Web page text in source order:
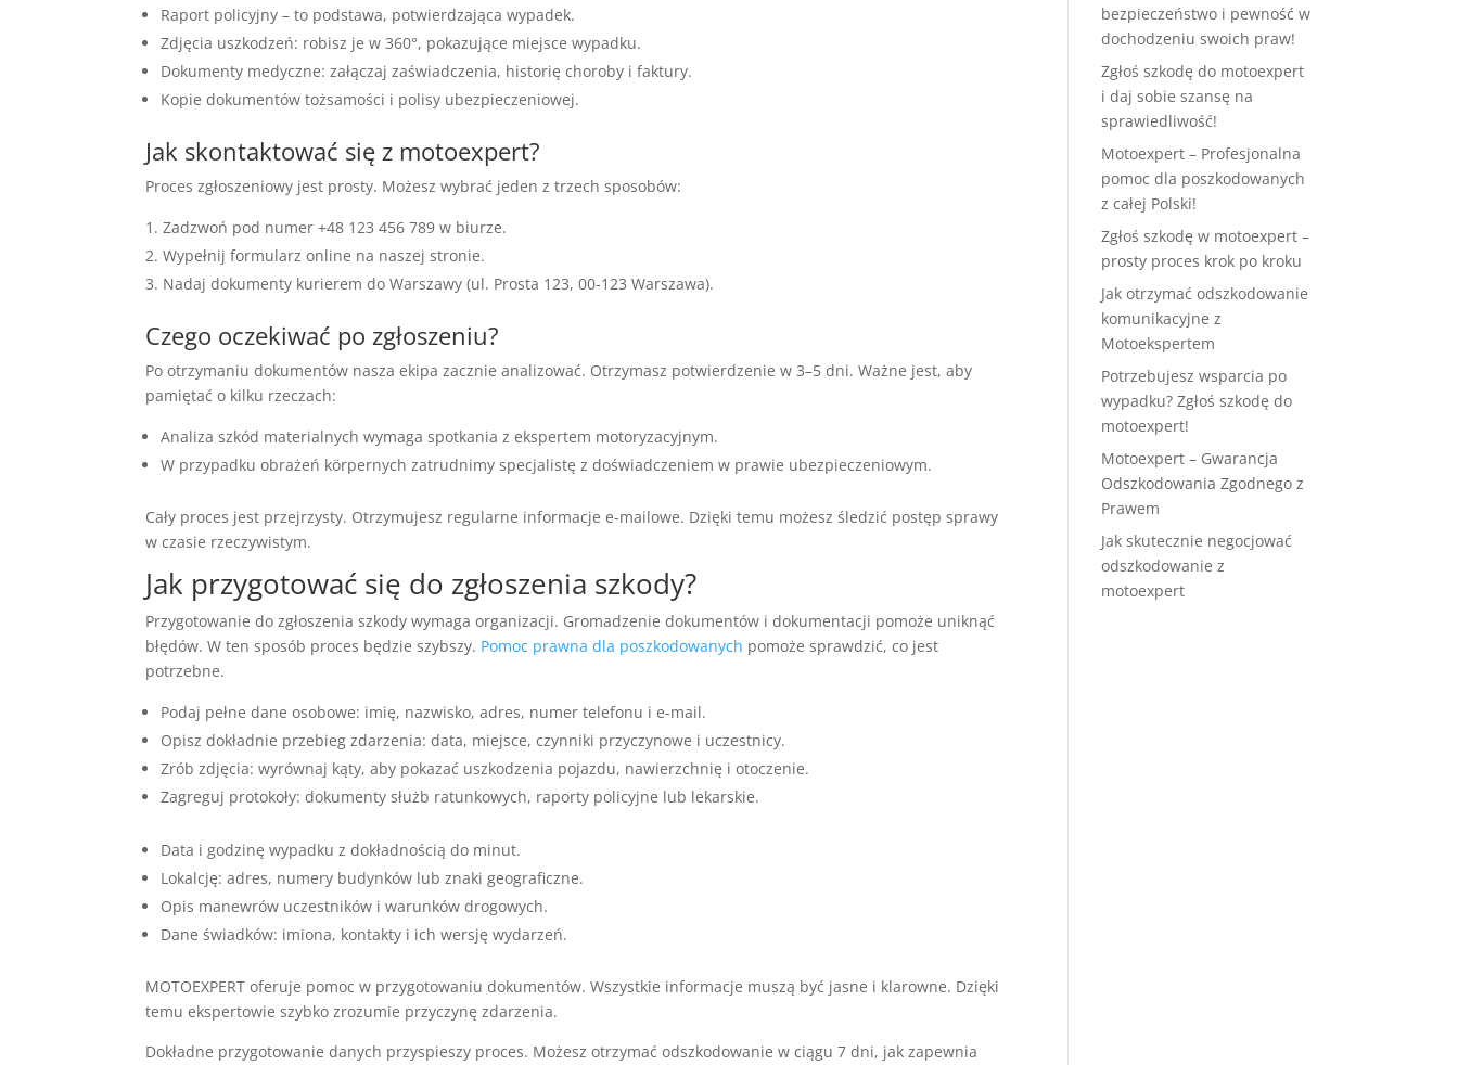
Raport policyjny – to podstawa, potwierdzająca wypadek.
Zdjęcia uszkodzeń: robisz je w 360°, pokazujące miejsce wypadku.
Dokumenty medyczne: załączaj zaświadczenia, historię choroby i faktury.
Kopie dokumentów tożsamości i polisy ubezpieczeniowej.
Jak skontaktować się z motoexpert?
Proces zgłoszeniowy jest prosty. Możesz wybrać jeden z trzech sposobów:
Zadzwoń pod numer +48 123 456 789 w biurze.
Wypełnij formularz online na naszej stronie.
Nadaj dokumenty kurierem do Warszawy (ul. Prosta 123, 00-123 Warszawa).
Czego oczekiwać po zgłoszeniu?
Po otrzymaniu dokumentów nasza ekipa zacznie analizować. Otrzymasz potwierdzenie w 3–5 dni. Ważne jest, aby
pamiętać o kilku rzeczach:
Analiza szkód materialnych wymaga spotkania z ekspertem motoryzacyjnym.
W przypadku obrażeń körpernych zatrudnimy specjalistę z doświadczeniem w prawie ubezpieczeniowym.
Cały proces jest przejrzysty. Otrzymujesz regularne informacje e-mailowe. Dzięki temu możesz śledzić postęp sprawy
w czasie rzeczywistym.
Jak przygotować się do zgłoszenia szkody?
Przygotowanie do zgłoszenia szkody wymaga organizacji. Gromadzenie dokumentów i dokumentacji pomoże uniknąć
błędów. W ten sposób proces będzie szybszy. Pomoc prawna dla poszkodowanych pomoże sprawdzić, co jest
potrzebne.
Podaj pełne dane osobowe: imię, nazwisko, adres, numer telefonu i e-mail.
Opisz dokładnie przebieg zdarzenia: data, miejsce, czynniki przyczynowe i uczestnicy.
Zrób zdjęcia: wyrównaj kąty, aby pokazać uszkodzenia pojazdu, nawierzchnię i otoczenie.
Zagreguj protokoły: dokumenty służb ratunkowych, raporty policyjne lub lekarskie.
Data i godzinę wypadku z dokładnością do minut.
Lokalcję: adres, numery budynków lub znaki geograficzne.
Opis manewrów uczestników i warunków drogowych.
Dane świadków: imiona, kontakty i ich wersję wydarzeń.
MOTOEXPERT oferuje pomoc w przygotowaniu dokumentów. Wszystkie informacje muszą być jasne i klarowne. Dzięki
temu ekspertowie szybko zrozumie przyczynę zdarzenia.
Dokładne przygotowanie danych przyspieszy proces. Możesz otrzymać odszkodowanie w ciągu 7 dni, jak zapewnia
bezpieczeństwo i pewność w
dochodzeniu swoich praw!
Zgłoś szkodę do motoexpert
i daj sobie szansę na
sprawiedliwość!
Motoexpert – Profesjonalna
pomoc dla poszkodowanych
z całej Polski!
Zgłoś szkodę w motoexpert –
prosty proces krok po kroku
Jak otrzymać odszkodowanie
komunikacyjne z
Motoekspertem
Potrzebujesz wsparcia po
wypadku? Zgłoś szkodę do
motoexpert!
Motoexpert – Gwarancja
Odszkodowania Zgodnego z
Prawem
Jak skutecznie negocjować
odszkodowanie z
motoexpert